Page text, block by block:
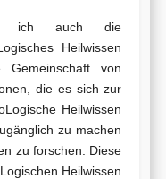
ich auch die
Heilwissen
von
die es sich zur
Heilwissen
zu machen
zu forschen. Diese
Heilwissen